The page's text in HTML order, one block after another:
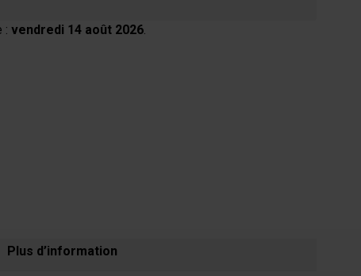
: vendredi 14 août 2026.
Plus d’information